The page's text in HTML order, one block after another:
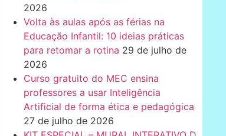
2026
Volta às aulas após as férias na
Educação Infantil: 10 ideias práticas
para retomar a rotina 29 de julho de
2026
Curso gratuito do MEC ensina
professores a usar Inteligência
Artificial de forma ética e pedagógica
27 de julho de 2026